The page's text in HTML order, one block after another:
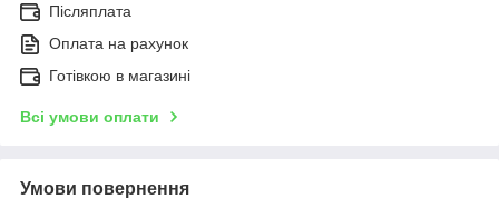
Післяплата
Оплата на рахунок
Готівкою в магазині
Всі умови оплати
Умови повернення